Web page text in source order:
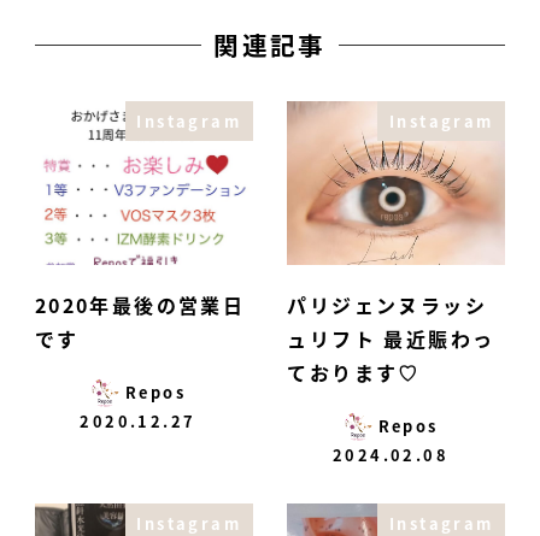
関連記事
Instagram
2020年最後の営業日
です
Repos
2020.12.27
Instagram
パリジェンヌラッシ
ュリフト 最近賑わっ
ております♡
Repos
2024.02.08
Instagram Instagram